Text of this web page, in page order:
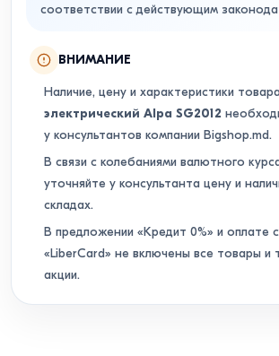
соответствии с действующим
ВНИМАНИЕ
Наличие, цену и характеристики товара
электрический Alpa SG2012
у консультантов компании Bigshop.md.
В связи с колебаниями валютного
уточняйте у консультанта цену и
складах.
В предложении «Кредит 0%» и оплате
«LiberCard» не включены все товары и
акции.